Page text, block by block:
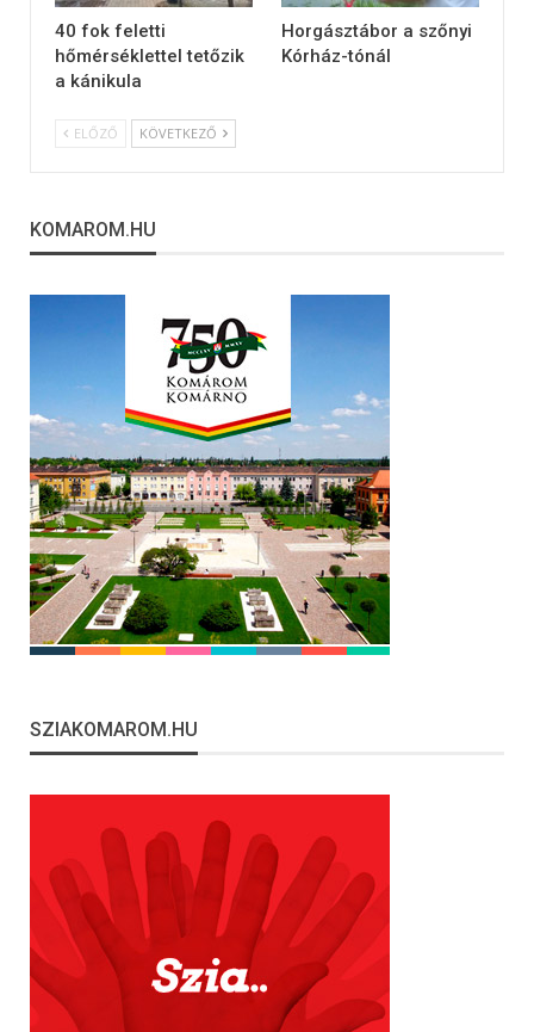
40 fok feletti
hőmérséklettel tetőzik
a kánikula
Horgásztábor a szőnyi
Kórház-tónál
ELŐZŐ KÖVETKEZŐ
KOMAROM.HU
SZIAKOMAROM.HU